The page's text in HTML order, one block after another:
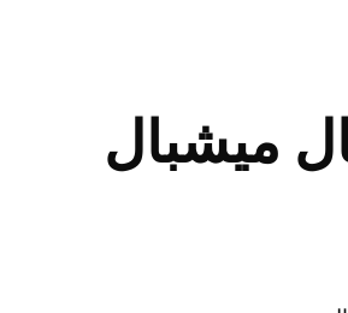
میشبال